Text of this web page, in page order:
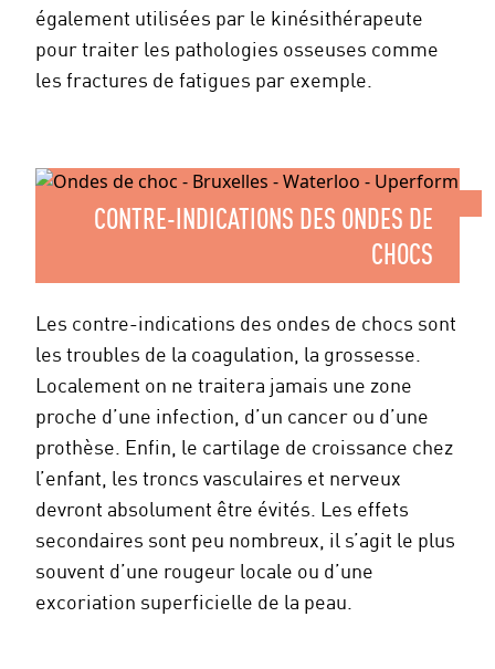
également utilisées par le kinésithérapeute
pour traiter les pathologies osseuses comme
les fractures de fatigues par exemple.
CONTRE-INDICATIONS DES ONDES DE
CHOCS
Les contre-indications des ondes de chocs sont
les troubles de la coagulation, la grossesse.
Localement on ne traitera jamais une zone
proche d’une infection, d’un cancer ou d’une
prothèse. Enfin, le cartilage de croissance chez
l’enfant, les troncs vasculaires et nerveux
devront absolument être évités. Les effets
secondaires sont peu nombreux, il s’agit le plus
souvent d’une rougeur locale ou d’une
excoriation superficielle de la peau.